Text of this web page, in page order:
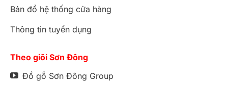
Bản đồ hệ thống cửa hàng
Thông tin tuyển dụng
Theo giõi Sơn Đông
Đồ gỗ Sơn Đông Group